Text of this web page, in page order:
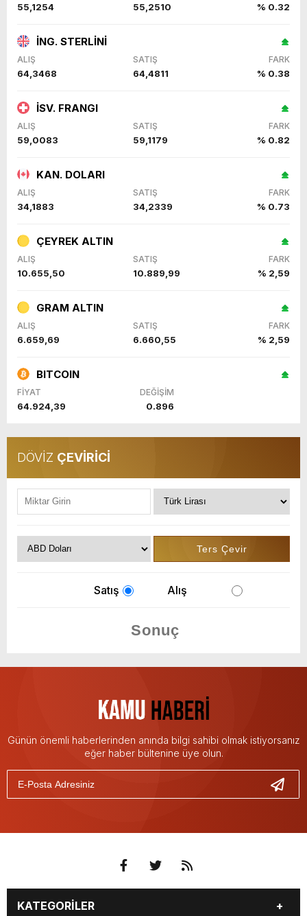
55,1254 55,2510 % 0.32
İNG. STERLİNİ
ALIŞ SATIŞ FARK
64,3468 64,4811 % 0.38
İSV. FRANGI
ALIŞ SATIŞ FARK
59,0083 59,1179 % 0.82
KAN. DOLARI
ALIŞ SATIŞ FARK
34,1883 34,2339 % 0.73
ÇEYREK ALTIN
ALIŞ SATIŞ FARK
10.655,50 10.889,99 % 2,59
GRAM ALTIN
ALIŞ SATIŞ FARK
6.659,69 6.660,55 % 2,59
BITCOIN
FİYAT DEĞİŞİM
64.924,39 0.896
DÖVİZ ÇEVİRİCİ
Satış Alış
Günün önemli haberlerinden anında bilgi sahibi olmak istiyorsanız
eğer haber bültenine üye olun.
KATEGORİLER